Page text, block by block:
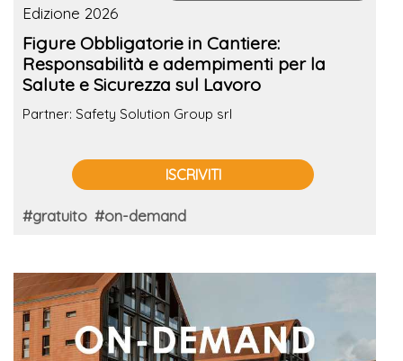
Edizione 2026
Figure Obbligatorie in Cantiere:
Responsabilità e adempimenti per la
Salute e Sicurezza sul Lavoro
Partner: Safety Solution Group srl
ISCRIVITI
#gratuito #on-demand